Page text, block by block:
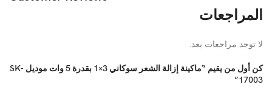
المراجعات
لا توجد مراجعات بعد.
كن أول من يقيم “ماكينة إزالة الشعر سوكاني 3×1 بقدرة 5 وات موديل SK-
17003”